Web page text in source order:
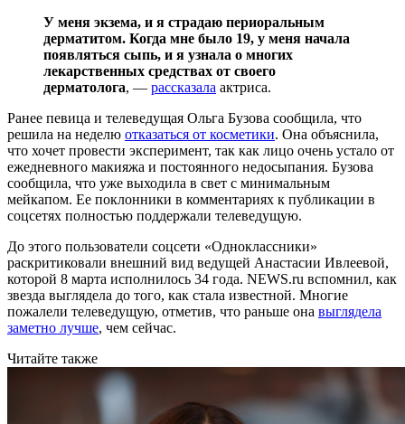
У меня экзема, и я страдаю периоральным
дерматитом. Когда мне было 19, у меня начала
появляться сыпь, и я узнала о многих
лекарственных средствах от своего
дерматолога, — рассказала актриса.
Ранее певица и телеведущая Ольга Бузова сообщила, что
решила на неделю отказаться от косметики. Она объяснила,
что хочет провести эксперимент, так как лицо очень устало от
ежедневного макияжа и постоянного недосыпания. Бузова
сообщила, что уже выходила в свет с минимальным
мейкапом. Ее поклонники в комментариях к публикации в
соцсетях полностью поддержали телеведущую.
До этого пользователи соцсети «Одноклассники»
раскритиковали внешний вид ведущей Анастасии Ивлеевой,
которой 8 марта исполнилось 34 года. NEWS.ru вспомнил, как
звезда выглядела до того, как стала известной. Многие
пожалели телеведущую, отметив, что раньше она выглядела
заметно лучше, чем сейчас.
Читайте также